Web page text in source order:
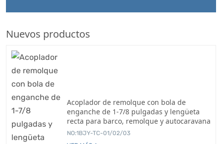
Nuevos productos
Acoplador de remolque con bola de
enganche de 1-7/8 pulgadas y lengüeta
recta para barco, remolque y autocaravana
NO:1BJY-TC-01/02/03